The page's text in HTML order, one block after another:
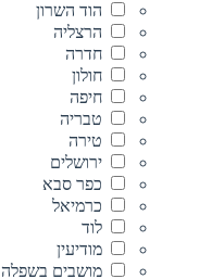
הוד השרון
הרצליה
חדרה
חולון
חיפה
טבריה
טירה
ירושלים
כפר סבא
כרמיאל
לוד
מודיעין
מושבים בשפלה